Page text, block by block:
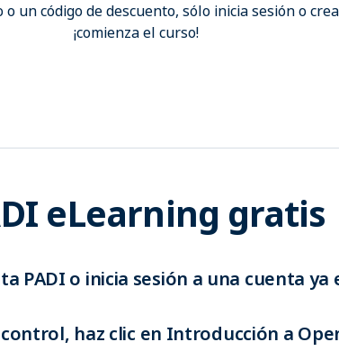
un código de descuento, sólo inicia sesión o
¡comienza el curso!
eLearning gratis
PADI o inicia sesión a una cuenta ya
haz clic en Introducción a